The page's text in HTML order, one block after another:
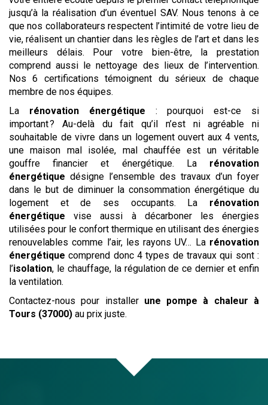
jusqu’à la réalisation d’un éventuel SAV. Nous tenons à ce
que nos collaborateurs respectent l’intimité de votre lieu de
vie, réalisent un chantier dans les règles de l’art et dans les
meilleurs délais. Pour votre bien-être, la prestation
comprend aussi le nettoyage des lieux de l’intervention.
Nos 6 certifications témoignent du sérieux de chaque
membre de nos équipes.
La rénovation énergétique : pourquoi est-ce si
important ? Au-delà du fait qu’il n’est ni agréable ni
souhaitable de vivre dans un logement ouvert aux 4 vents,
une maison mal isolée, mal chauffée est un véritable
gouffre financier et énergétique. La rénovation
énergétique désigne l’ensemble des travaux d’un foyer
dans le but de diminuer la consommation énergétique du
logement et de ses occupants. La rénovation
énergétique vise aussi à décarboner les énergies
utilisées pour le confort thermique en utilisant des énergies
renouvelables comme l’air, les rayons UV… La rénovation
énergétique comprend donc 4 types de travaux qui sont :
l’isolation, le chauffage, la régulation de ce dernier et enfin
la ventilation.
Contactez-nous pour installer une pompe à chaleur à
Tours (37000) au prix juste.